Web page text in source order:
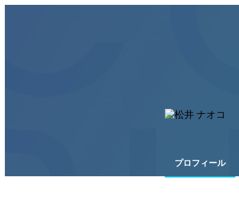
プロフィール